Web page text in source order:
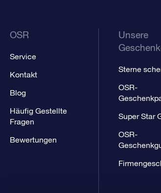
OSR
Service
Kontakt
Blog
Häufig Gestellte
Fragen
Bewertungen
Unsere
Sterne
OSR-
Super Star
OSR-